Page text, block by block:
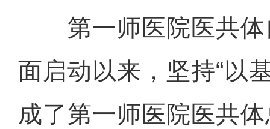
第一师医院医共体
面启动以来，坚持“以
成了第一师医院医共